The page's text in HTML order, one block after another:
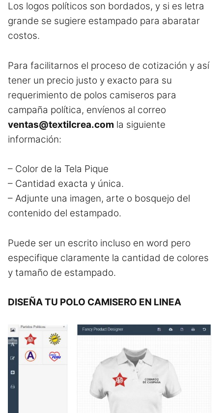
Los logos políticos son bordados, y si es letra
grande se sugiere estampado para abaratar
costos.
Para facilitarnos el proceso de cotización y así
tener un precio justo y exacto para su
requerimiento de polos camiseros para
campaña política, envíenos al correo
ventas@textilcrea.com la siguiente
información:
– Color de la Tela Pique
– Cantidad exacta y única.
– Adjunte una imagen, arte o bosquejo del
contenido del estampado.
Puede ser un escrito incluso en word pero
especifique claramente la cantidad de colores
y tamaño de estampado.
DISEÑA TU POLO CAMISERO EN LINEA